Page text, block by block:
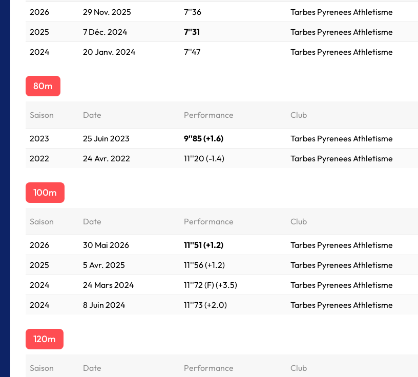
2026 29 Nov. 2025 7''36 Tarbes Pyrenees Athletisme
2025
7 Déc. 2024 7''31 Tarbes Pyrenees Athletisme
2024
20 Janv. 2024 7''47 Tarbes Pyrenees Athletisme
80m
Saison Date Performance Club
2023 25 Juin 2023 9''85 (+1.6) Tarbes Pyrenees Athletisme
2022
24 Avr. 2022 11''20 (-1.4) Tarbes Pyrenees Athletisme
100m
Saison Date Performance Club
2026 30 Mai 2026 11''51 (+1.2) Tarbes Pyrenees Athletisme
2025
5 Avr. 2025 11''56 (+1.2) Tarbes Pyrenees Athletisme
2024
24 Mars 2024 11''72 (F) (+3.5) Tarbes Pyrenees Athletisme
2024
8 Juin 2024 11''73 (+2.0) Tarbes Pyrenees Athletisme
120m
Saison Date Performance Club